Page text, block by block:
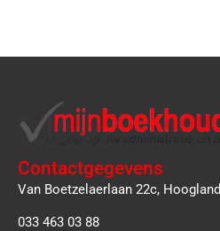
Contactgegevens
Van Boetzelaerlaan 22c, Hoogland
033 463 03 88